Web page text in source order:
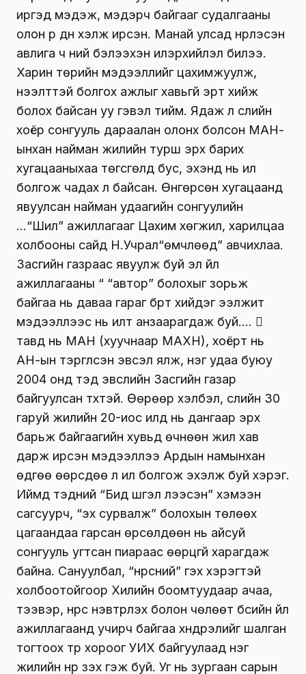
Үнэндээ энэ бүхэн хэзээ нэг өдөр ил болох л
байсан. Гагцхүү хэзээ, ямар арга замаар, хэр
ээдрээтэй нөхцөлд, юуг золиосолж байж
гаргаж ирэх, эсэхийг нь хэлж мэдэхгүй юм.
Ямартай ч төр засаг нь нэг л болохгүй, эрх
баригчид юу ч юм нуугаад, хаагаад байгааг
иргэд мэдэж, мэдэрч байгааг судалгааны
олон үр дүн хэлж ирсэн. Манай улсад нүүрлэсэн
авлига ч үүний бэлээхэн илэрхийлэл билээ.
Харин төрийн мэдээллийг цахимжуулж,
нээлттэй болгох ажлыг хавьгүй эрт хийж
болох байсан уу гэвэл тийм. Ядаж л сүүлийн
хоёр сонгууль дараалан олонх болсон МАН-
ынхан найман жилийн турш эрх барих
хугацааныхаа төгсгөлд бус, эхэнд нь ил
болгож чадах л байсан. Өнгөрсөн хугацаанд
явуулсан найман удаагийн сонгуулийн
…“Шил” ажиллагааг Цахим хөгжил, харилцаа
холбооны сайд Н.Учрал“өмчлөөд” авчихлаа.
Засгийн газраас явуулж буй эл үйл
ажиллагааны “ “автор” болохыг зорьж
байгаа нь даваа гараг бүрт хийдэг ээлжит
мэдээллээс нь илт анзаарагдаж буй…. 
тавд нь МАН (хуучнаар МАХН), хоёрт нь
АН-ын тэргүүлсэн эвсэл ялж, нэг удаа буюу
2004 онд тэд эвслийн Засгийн газар
байгуулсан түүхтэй. Өөрөөр хэлбэл, сүүлийн 30
гаруй жилийн 20-иос илүүд нь дангаар эрх
барьж байгаагийн хувьд өчнөөн жил хав
дарж ирсэн мэдээллээ Ардын намынхан
өдгөө өөрсдөө л ил болгож эхэлж буй хэрэг.
Иймд тэдний “Бид шүгэл үлээсэн” хэмээн
сагсуурч, “эх сурвалж” болохын төлөөх